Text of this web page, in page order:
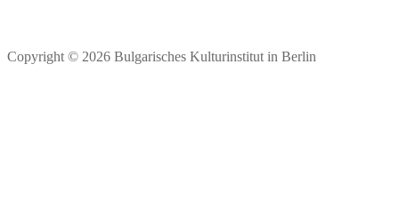
Copyright © 2026 Bulgarisches Kulturinstitut in Berlin